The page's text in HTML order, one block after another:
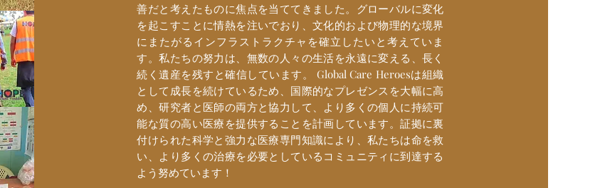
善だと考えたものに焦点を当ててきました。グローバルに変化
を起こすことに情熱を注いでおり、文化的および物理的な境界
にまたがるインフラストラクチャを確立したいと考えていま
す。私たちの努力は、無数の人々の生活を永遠に変える、長く
続く遺産を残すと確信しています。 Global Care Heroesは組織
として成長を続けているため、国際的なプレゼンスを大幅に高
め、研究者と医師の両方と協力して、より多くの個人に持続可
能な質の高い医療を提供することを計画しています。証拠に裏
付けられた科学と強力な医療専門知識により、私たちは命を救
い、より多くの治療を必要としているコミュニティに到達する
よう努めています！